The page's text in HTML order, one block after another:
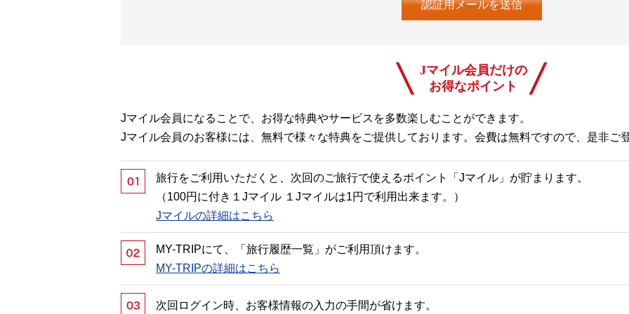
Jマイル会員だけの
お得なポイント
Jマイル会員になることで、お得な特典やサービスを多数楽しむことができます。
Jマイル会員のお客様には、無料で様々な特典をご提供しております。会費は無料ですので、是非ご
旅行をご利用いただくと、次回のご旅行で使えるポイント「Jマイル」が貯まります。
（100円に付き１Jマイル １Jマイルは1円で利用出来ます。）
Jマイルの詳細はこちら
MY-TRIPにて、「旅行履歴一覧」がご利用頂けます。
MY-TRIPの詳細はこちら
次回ログイン時、お客様情報の入力の手間が省けます。